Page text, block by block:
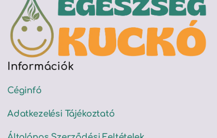
Információk
Céginfó
Adatkezelési Tájékoztató